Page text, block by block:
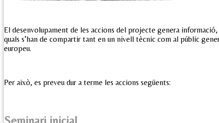
El desenvolupament de les accions del projecte genera
quals s’han de compartir tant en un nivell tècnic com al públic
europeu.
Per això, es preveu dur a terme les accions següents:
Seminari inicial